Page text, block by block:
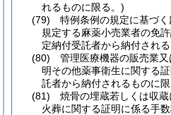
れるものに限る。)
(79)
特例条例の規定に基づ
規定する麻薬小売業者の免
定納付受託者から納付され
(80)
管理医療機器の販売業
明その他薬事衛生に関する
託者から納付されるものに
(81)
焼骨の埋蔵若しくは収
火葬に関する証明に係る手